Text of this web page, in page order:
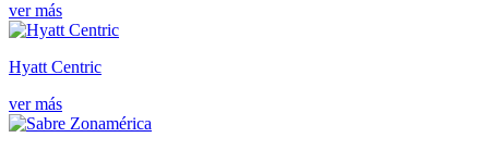
ver más
Hyatt Centric
ver más